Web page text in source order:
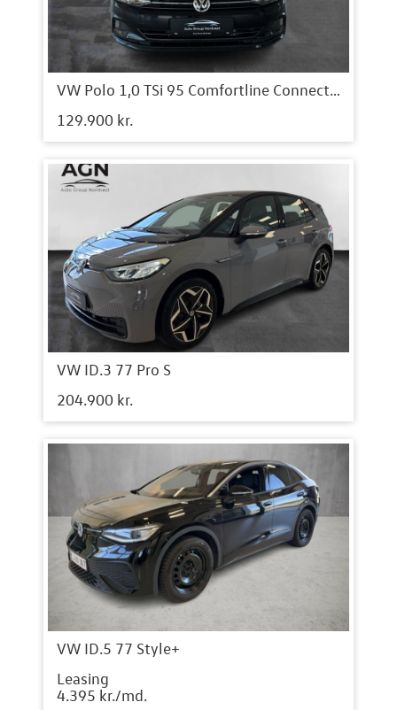
VW Polo 1,0 TSi 95 Comfortline Connect DSG
129.900 kr.
VW ID.3 77 Pro S
204.900 kr.
VW ID.5 77 Style+
Leasing
4.395 kr./md.